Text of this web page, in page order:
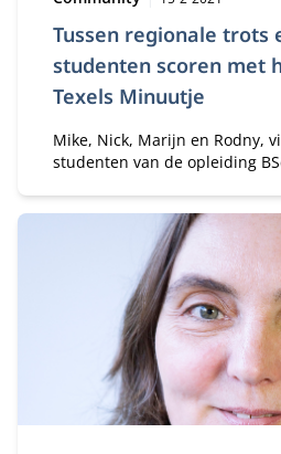
Tussen regionale trots
studenten scoren met
Texels Minuutje
Mike, Nick, Marijn en Rodny,
studenten van de opleiding
Project”. Voor de studenten
dat zij deze kans wilden
ondernemen. Met het West-
Minuutje hadden zij een